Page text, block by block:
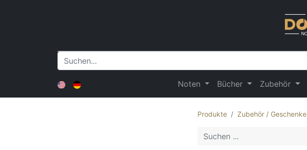
Noten Bücher Zubehör
Produkte Zubehör / Geschenke